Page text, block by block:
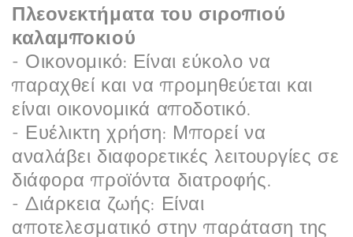
Πλεονεκτήματα του σιροπιού
καλαμποκιού
- Οικονομικό: Είναι εύκολο να
παραχθεί και να προμηθεύεται και
είναι οικονομικά αποδοτικό.
- Ευέλικτη χρήση: Μπορεί να
αναλάβει διαφορετικές λειτουργίες σε
διάφορα προϊόντα διατροφής.
- Διάρκεια ζωής: Είναι
αποτελεσματικό στην παράταση της